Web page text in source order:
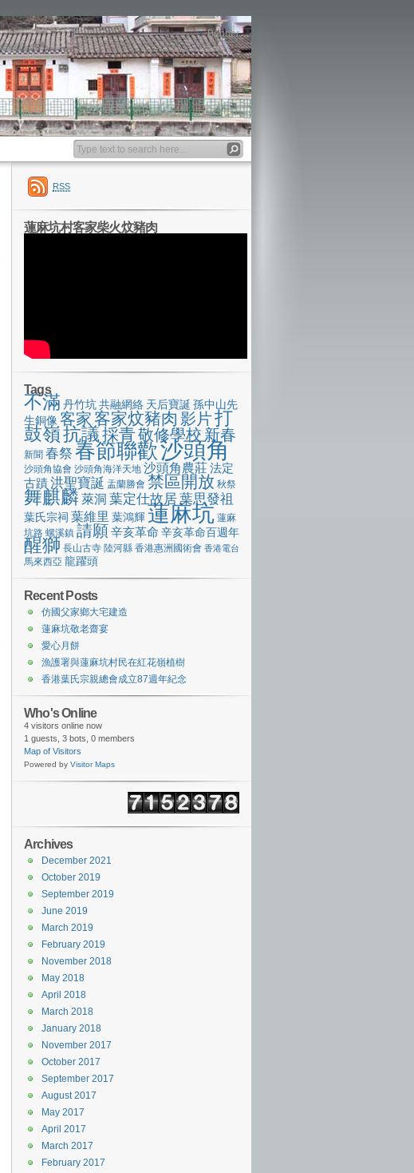
Banner
RSS
蓮麻坑村客家柴火炆豬肉
Tags
不滿 丹竹坑共融網絡 天后寶誕 孫中山先
生銅像 客家客家炆豬肉 影片打
鼓嶺抗議採青敬修學校 新春
新聞 春祭 春節聯歡沙頭角
沙頭角協會 沙頭角海洋天地 沙頭角農莊法定
古蹟洪聖寶誕 盂蘭勝會 禁區開放 秋祭
舞麒麟萊洞 葉定仕故居葉思發祖
葉氏宗祠 葉維里 葉鴻輝蓮麻坑 蓮麻
坑路 螺溪鎮 請願辛亥革命 辛亥革命百週年
醒獅 長山古寺 陸河縣 香港惠洲國術會 香港電台
馬來西亞 龍躍頭
Recent Posts
仿國父家鄉大宅建造
蓮麻坑敬老齋宴
愛心月餅
漁護署與蓮麻坑村民在紅花嶺植樹
香港葉氏宗親總會成立87週年紀念
Who's Online
4 visitors online now
1 guests, 3 bots, 0 members
Map of Visitors
Powered by Visitor Maps
Archives
December 2021
October 2019
September 2019
June 2019
March 2019
February 2019
November 2018
May 2018
April 2018
March 2018
January 2018
November 2017
October 2017
September 2017
August 2017
May 2017
April 2017
March 2017
February 2017